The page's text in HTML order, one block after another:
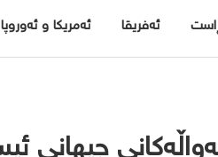
ئەفریقا ئەمریکا و ئەوروپا